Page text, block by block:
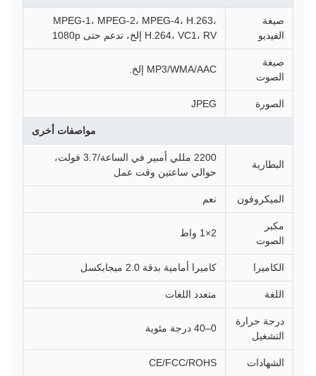
صيغة
الفيديو
MPEG-1، MPEG-2، MPEG-4، H.263،
H.264، VC1، RV إلخ، تدعم حتى 1080p
صيغة
الصوت
MP3/WMA/AAC إلخ.
الصورة JPEG
مواصفات أخرى
البطارية
2200 مللي أمبير في الساعة/3.7 فولت،
حوالي ساعتين وقت عمل
الميكروفون نعم
مكبر
الصوت
2×1 واط
الكاميرا كاميرا أمامية بدقة 2.0 ميجابكسل
اللغة متعدد اللغات
درجة حرارة
التشغيل
0–40 درجة مئوية
الشهادات CE/FCC/ROHS